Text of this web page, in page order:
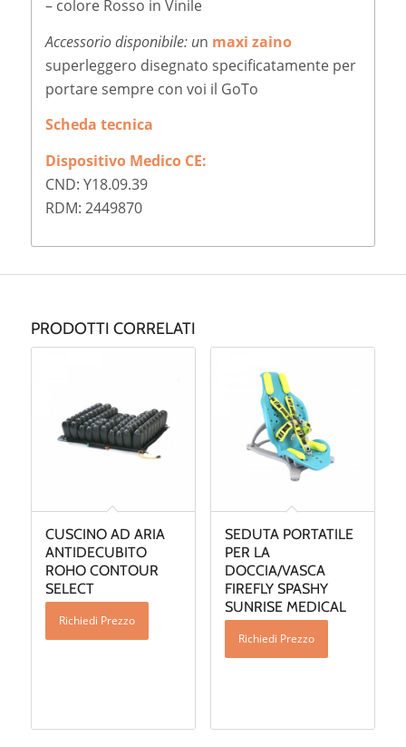
– colore Rosso in Vinile
Accessorio disponibile: un maxi zaino
superleggero disegnato specificatamente per
portare sempre con voi il GoTo
Scheda tecnica
Dispositivo Medico CE:
CND: Y18.09.39
RDM: 2449870
PRODOTTI CORRELATI
CUSCINO AD ARIA
ANTIDECUBITO
ROHO CONTOUR
SELECT
Richiedi Prezzo
SEDUTA PORTATILE
PER LA
DOCCIA/VASCA
FIREFLY SPASHY
SUNRISE MEDICAL
Richiedi Prezzo